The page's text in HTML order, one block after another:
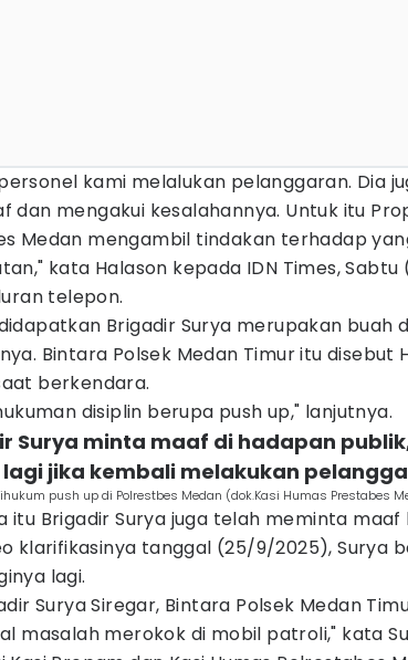
kami melalukan pelanggaran. Dia
dan mengakui kesalahannya. Untuk itu
Medan mengambil tindakan terhadap
kata Halason kepada IDN Times,
telepon.
Brigadir Surya merupakan buah
Bintara Polsek Medan Timur itu disebut
berkendara.
disiplin berupa push up," lanjutnya.
Surya minta maaf di hadapan
jika kembali melakukan
push up di Polrestbes Medan (dok.Kasi Humas Prestabes
itu Brigadir Surya juga telah meminta maaf
klarifikasinya tanggal (25/9/2025), Surya
lagi.
Surya Siregar, Bintara Polsek Medan
masalah merokok di mobil patroli," kata